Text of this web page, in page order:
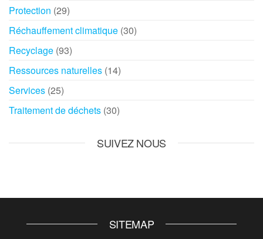
Protection (29)
Réchauffement climatique (30)
Recyclage (93)
Ressources naturelles (14)
Services (25)
Traitement de déchets (30)
SUIVEZ NOUS
SITEMAP